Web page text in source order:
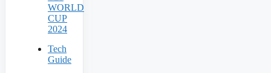
WORLD
CUP
2024
Tech
Guide